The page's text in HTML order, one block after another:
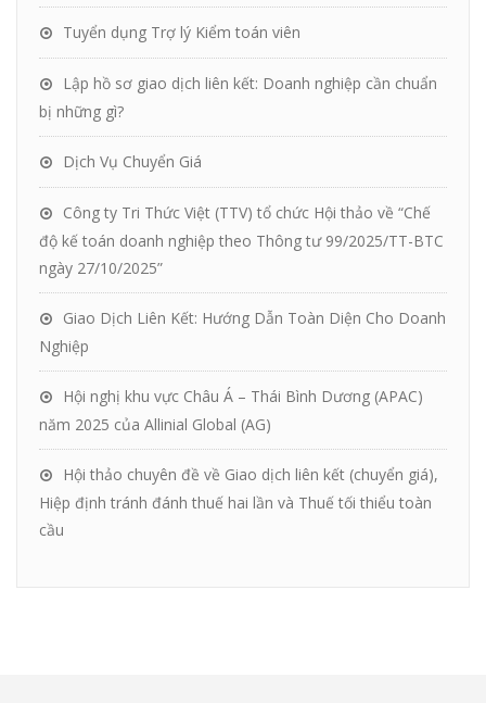
Tuyển dụng Trợ lý Kiểm toán viên
Lập hồ sơ giao dịch liên kết: Doanh nghiệp cần chuẩn
bị những gì?
Dịch Vụ Chuyển Giá
Công ty Tri Thức Việt (TTV) tổ chức Hội thảo về “Chế
độ kế toán doanh nghiệp theo Thông tư 99/2025/TT-BTC
ngày 27/10/2025”
Giao Dịch Liên Kết: Hướng Dẫn Toàn Diện Cho Doanh
Nghiệp
Hội nghị khu vực Châu Á – Thái Bình Dương (APAC)
năm 2025 của Allinial Global (AG)
Hội thảo chuyên đề về Giao dịch liên kết (chuyển giá),
Hiệp định tránh đánh thuế hai lần và Thuế tối thiểu toàn
cầu